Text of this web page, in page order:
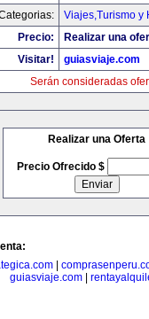
Viajes,Turismo y
Precio:
Realizar una
Visitar!
guiasviaje.com
Serán consideradas
Realizar una Oferta
Precio Ofrecido $
guiasviaje.com|